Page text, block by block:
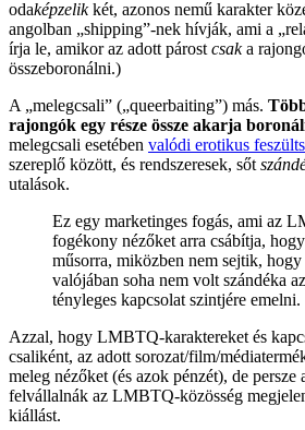
odaképzelikkét, azonos nemű karakter
angolban „shipping”-nek hívják, ami a
írja le, amikor az adott párost csaka
összeboronálni.)
A „melegcsali” („queerbaiting”) más.
rajongók egy része össze akarja
melegcsali esetében valódi erotikus
szereplő között, és rendszeresek, sőt
utalások.
Ez egy marketinges fogás, ami az
fogékony nézőket arra csábítja,
műsorra, miközben nem sejtik,
valójában soha nem volt szándéka
tényleges kapcsolat szintjére emelni.
Azzal, hogy LMBTQ-karaktereket és
csaliként, az adott sorozat/film/
meleg nézőket (és azok pénzét), de
felvállalnák az LMBTQ-közösség
kiállást.